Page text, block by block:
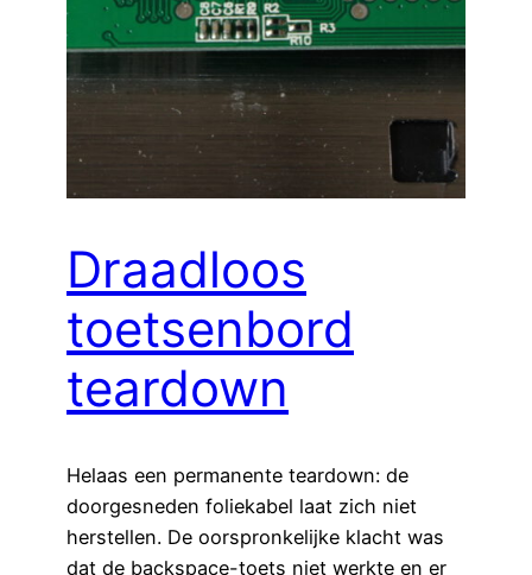
Draadloos
toetsenbord
teardown
Helaas een permanente teardown: de
doorgesneden foliekabel laat zich niet
herstellen. De oorspronkelijke klacht was
dat de backspace-toets niet werkte en er